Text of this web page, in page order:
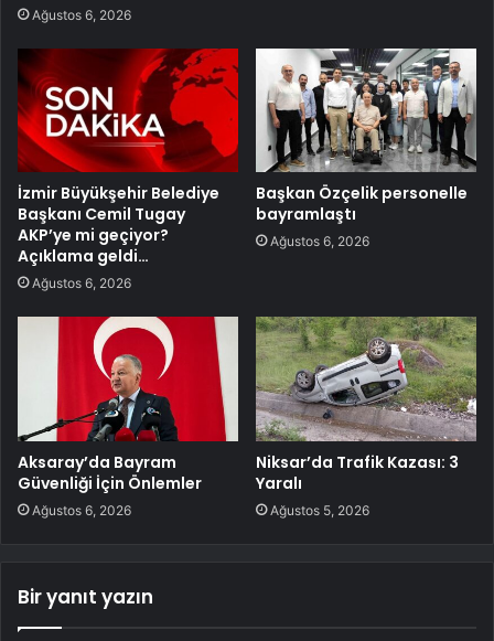
Ağustos 6, 2026
İzmir Büyükşehir Belediye
Başkanı Cemil Tugay
AKP’ye mi geçiyor?
Açıklama geldi…
Ağustos 6, 2026
Başkan Özçelik personelle
bayramlaştı
Ağustos 6, 2026
Aksaray’da Bayram
Güvenliği İçin Önlemler
Ağustos 6, 2026
Niksar’da Trafik Kazası: 3
Yaralı
Ağustos 5, 2026
Bir yanıt yazın